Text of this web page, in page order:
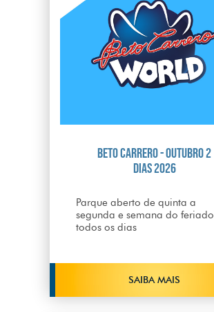
Beto Carrero - Outubro 2
dias 2026
Parque aberto de quinta a
segunda e semana do feriado
todos os dias
SAIBA MAIS